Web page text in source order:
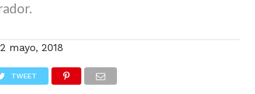
2 mayo, 2018
TWEET